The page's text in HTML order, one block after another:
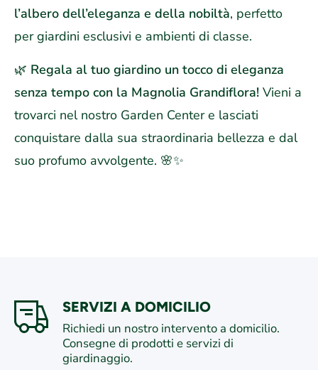
l’albero dell’eleganza e della nobiltà, perfetto
per giardini esclusivi e ambienti di classe.
🌿 Regala al tuo giardino un tocco di eleganza
senza tempo con la Magnolia Grandiflora! Vieni a
trovarci nel nostro Garden Center e lasciati
conquistare dalla sua straordinaria bellezza e dal
suo profumo avvolgente. 🌸✨
SERVIZI A DOMICILIO
Richiedi un nostro intervento a domicilio.
Consegne di prodotti e servizi di
giardinaggio.